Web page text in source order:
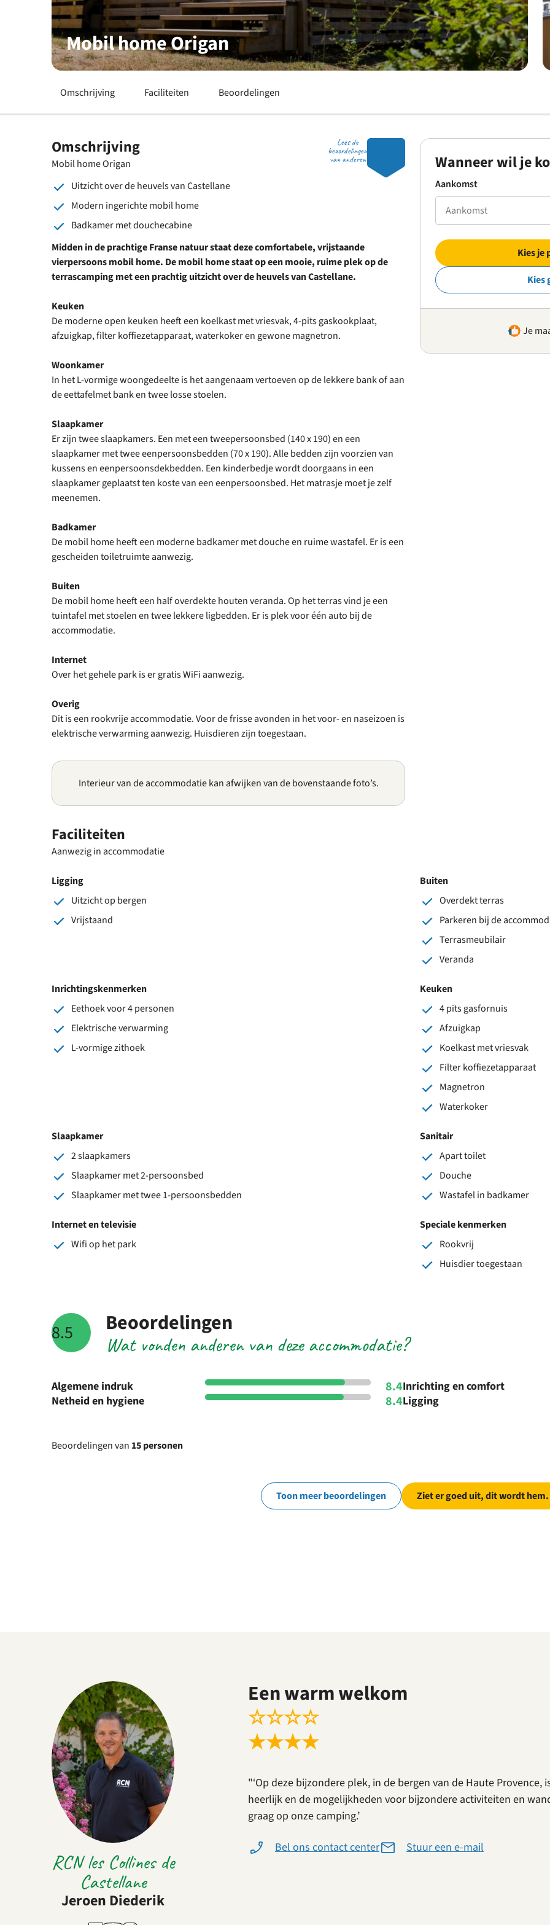
Mobil home Origan
Omschrijving Faciliteiten Beoordelingen
Lees de
beoordelingen
van anderen
Omschrijving
Mobil home Origan
Uitzicht over de heuvels van Castellane
Modern ingerichte mobil home
Badkamer met douchecabine
Midden in de prachtige Franse natuur staat deze comfortabele, vrijstaande
vierpersoons mobil home. De mobil home staat op een mooie, ruime plek op de
terrascamping met een prachtig uitzicht over de heuvels van Castellane.
Keuken
De moderne open keuken heeft een koelkast met vriesvak, 4-pits gaskookplaat,
afzuigkap, filter koffiezetapparaat, waterkoker en gewone magnetron.
Woonkamer
In het L-vormige woongedeelte is het aangenaam vertoeven op de lekkere bank of aan
de eettafelmet bank en twee losse stoelen.
Slaapkamer
Er zijn twee slaapkamers. Een met een tweepersoonsbed (140 x 190) en een
slaapkamer met twee eenpersoonsbedden (70 x 190). Alle bedden zijn voorzien van
kussens en eenpersoonsdekbedden. Een kinderbedje wordt doorgaans in een
slaapkamer geplaatst ten koste van een eenpersoonsbed. Het matrasje moet je zelf
meenemen.
Badkamer
De mobil home heeft een moderne badkamer met douche en ruime wastafel. Er is een
gescheiden toiletruimte aanwezig.
Buiten
De mobil home heeft een half overdekte houten veranda. Op het terras vind je een
tuintafel met stoelen en twee lekkere ligbedden. Er is plek voor één auto bij de
accommodatie.
Internet
Over het gehele park is er gratis WiFi aanwezig.
Overig
Dit is een rookvrije accommodatie. Voor de frisse avonden in het voor- en naseizoen is
elektrische verwarming aanwezig. Huisdieren zijn toegestaan.
Interieur van de accommodatie kan afwijken van de bovenstaande foto’s.
Wanneer wil je
Aankomst
Kies je
Kies
Je
Faciliteiten
Aanwezig in accommodatie
Ligging
Uitzicht op bergen
Vrijstaand
Buiten
Overdekt terras
Parkeren bij de
Terrasmeubilair
Veranda
Inrichtingskenmerken
Eethoek voor 4 personen
Elektrische verwarming
L-vormige zithoek
Keuken
4 pits gasfornuis
Afzuigkap
Koelkast met vriesvak
Filter koffiezetapparaat
Magnetron
Waterkoker
Slaapkamer
2 slaapkamers
Slaapkamer met 2-persoonsbed
Slaapkamer met twee 1-persoonsbedden
Sanitair
Apart toilet
Douche
Wastafel in badkamer
Internet en televisie
Wifi op het park
Speciale kenmerken
Rookvrij
Huisdier toegestaan
8.5 Wat vonden anderen van deze accommodatie?
Beoordelingen
Algemene indruk 8.4Inrichting en comfort
Netheid en hygiene
8.4Ligging
Beoordelingen van 15 personen
Toon meer beoordelingen Ziet er goed uit, dit wordt hem.
RCN les Collines de
Castellane
Jeroen Diederik
Een warm welkom
☆☆☆☆
★★★★
"‘Op deze bijzondere plek, in de bergen van de Haute
heerlijk en de mogelijkheden voor bijzondere activiteiten en
graag op onze camping.’
Bel ons contact center Stuur een e-mail